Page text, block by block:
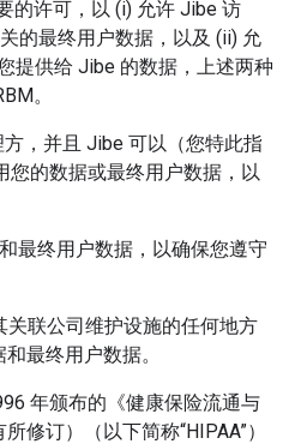
的许可，以 (i) 允许 Jibe 访
的最终用户数据，以及 (ii) 允
提供给 Jibe 的数据，上述两种
。
，并且 Jibe 可以（您特此指
您的数据或最终用户数据，以
最终用户数据，以确保您遵守
联公司维护设施的任何地方
最终用户数据。
年颁布的《健康保险流通与
修订）（以下简称“HIPAA”）